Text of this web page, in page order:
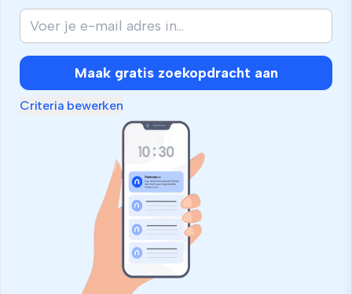
Maak gratis zoekopdracht aan
Criteria bewerken